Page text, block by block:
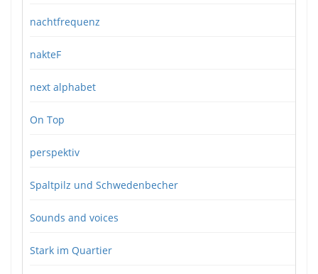
nachtfrequenz
nakteF
next alphabet
On Top
perspektiv
Spaltpilz und Schwedenbecher
Sounds and voices
Stark im Quartier